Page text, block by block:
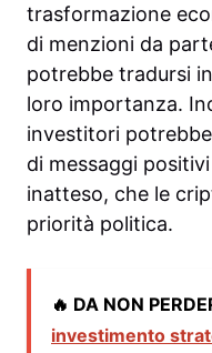
trasformazione
di menzioni da
potrebbe tradursi
loro importanza.
investitori potrebbe
di messaggi
inatteso, che le
priorità politica.
🔥 DA NON
investimento